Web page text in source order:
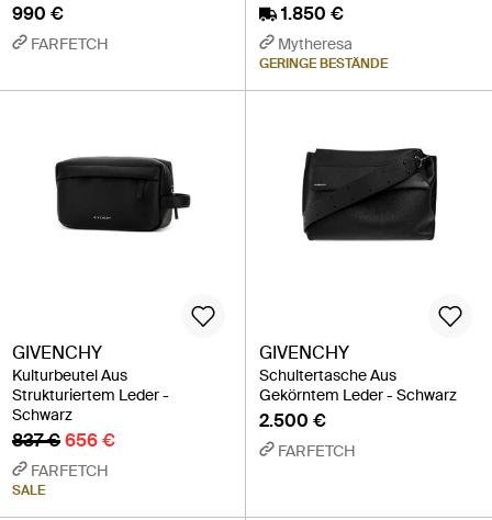
990 €
FARFETCH
1.850 €
Mytheresa
GERINGE BESTÄNDE
GIVENCHY
Kulturbeutel Aus
Strukturiertem Leder -
Schwarz
837 €656 €
FARFETCH
SALE
GIVENCHY
Schultertasche Aus
Gekörntem Leder - Schwarz
2.500 €
FARFETCH